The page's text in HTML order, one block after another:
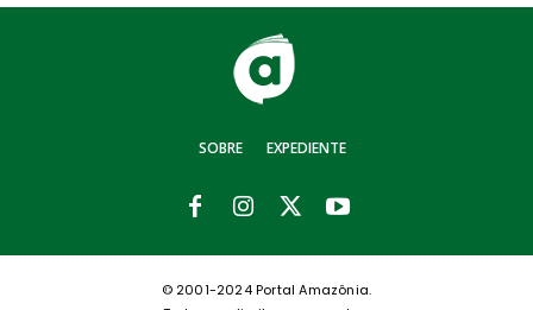
SOBRE EXPEDIENTE
© 2001-2024 Portal Amazônia.